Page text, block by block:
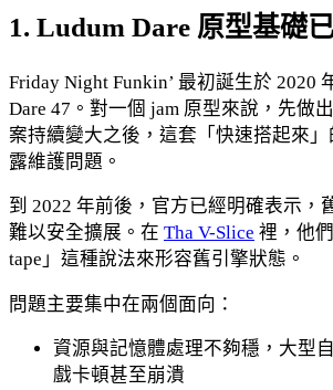
1. Ludum Dare 原型基礎
Friday Night Funkin’ 最初誕生於 2020
Dare 47。對一個 jam 原型來說，先做
案持續變大之後，這套「快速搭起來
露維護問題。
到 2022 年前後，官方已經明確表示，
難以安全擴展。在 Tha V-Slice 裡，他
tape」這種說法來形容舊引擎狀態。
問題主要集中在兩個面向：
資源與記憶體處理不夠穩，大型
戲卡頓甚至崩潰